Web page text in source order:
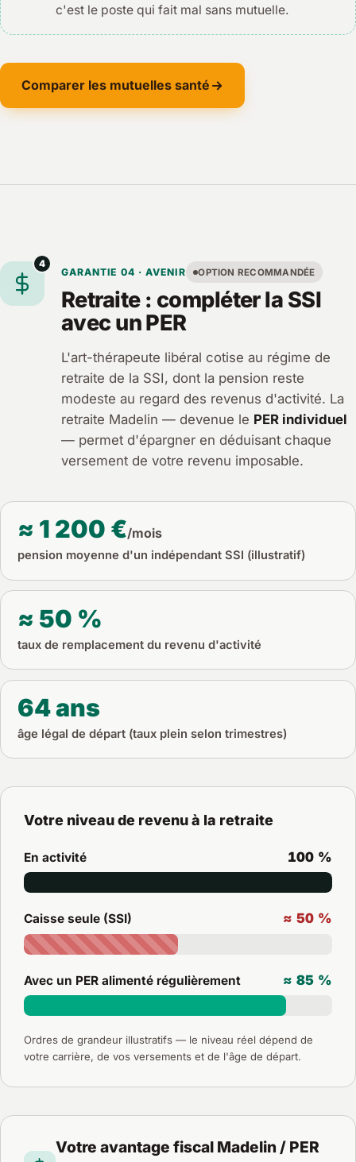
c'est le poste qui fait mal sans mutuelle.
Comparer les mutuelles santé
4
GARANTIE 04 · AVENIR OPTION RECOMMANDÉE
Retraite : compléter la SSI
avec un PER
L'art-thérapeute libéral cotise au régime de
retraite de la SSI, dont la pension reste
modeste au regard des revenus d'activité. La
retraite Madelin — devenue le PER individuel
— permet d'épargner en déduisant chaque
versement de votre revenu imposable.
≈ 1 200 €/mois
pension moyenne d'un indépendant SSI (illustratif)
≈ 50 %
taux de remplacement du revenu d'activité
64 ans
âge légal de départ (taux plein selon trimestres)
Votre niveau de revenu à la retraite
En activité 100 %
Caisse seule (SSI) ≈ 50 %
Avec un PER alimenté régulièrement ≈ 85 %
Ordres de grandeur illustratifs — le niveau réel dépend de
votre carrière, de vos versements et de l'âge de départ.
Votre avantage fiscal Madelin / PER